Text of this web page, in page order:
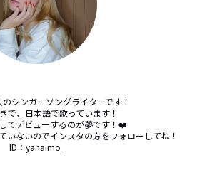
シンガーソングライターです！
で、日本語で歌っています！
てデビューするのが夢です！❤️
いないのでインスタの方をフォローしてね！
ID：yanaimo_